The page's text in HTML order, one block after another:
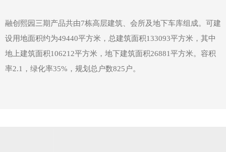
融创熙园三期产品共由7栋高层建筑、会所及地下车库组成。可建
设用地面积约为49440平方米，总建筑面积133093平方米，其中
地上建筑面积106212平方米，地下建筑面积26881平方米。容积
率2.1，绿化率35%，规划总户数825户。